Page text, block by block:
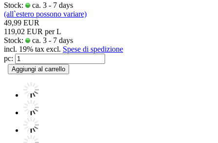
Stock:
ca. 3 - 7 days
(all`estero possono variare)
49,99 EUR
119,02 EUR per L
Stock:
ca. 3 - 7 days
incl. 19% tax excl. Spese di spedizione
pc:
Aggiungi al carrello